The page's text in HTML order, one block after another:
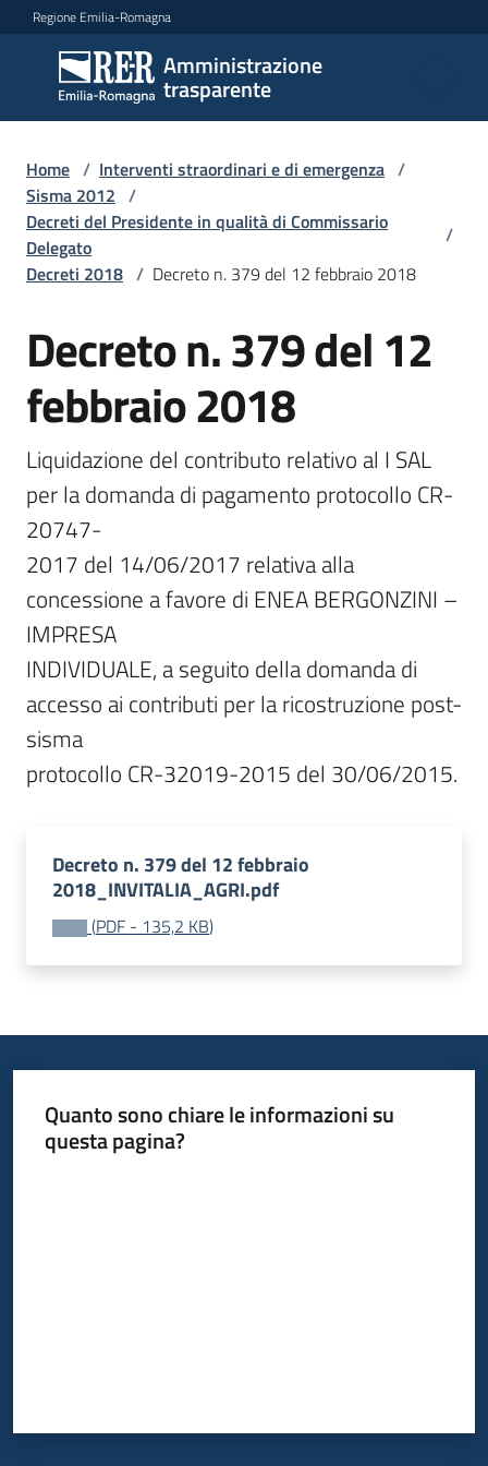
Vai al contenuto
Vai alla navigazione
Vai al footer
Regione Emilia-Romagna
Amministrazione
trasparente
Amministrazione
trasparente
Sottosezioni
Accesso
Home / Interventi straordinari e di emergenza /
Sisma 2012 /
Decreti del Presidente in qualità di Commissario
Delegato
/
Decreti 2018 / Decreto n. 379 del 12 febbraio 2018
Decreto n. 379 del 12
febbraio 2018
Liquidazione del contributo relativo al I SAL
per la domanda di pagamento protocollo CR-
20747-
2017 del 14/06/2017 relativa alla
concessione a favore di ENEA BERGONZINI –
IMPRESA
INDIVIDUALE, a seguito della domanda di
accesso ai contributi per la ricostruzione post-
sisma
protocollo CR-32019-2015 del 30/06/2015.
Decreto n. 379 del 12 febbraio
2018_INVITALIA_AGRI.pdf
(PDF - 135,2 KB)
Quanto sono chiare le informazioni su
questa pagina?